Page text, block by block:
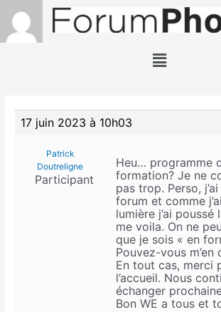
17 juin 2023 à 10h03
Patrick
Doutreligne
Participant
Heu… programme
formation? Je ne
pas trop. Perso,
forum et comme
lumière j’ai
me voila. On ne
que je sois « en
Pouvez-vous m’en
En tout cas, merci
l’accueil. Nous
échanger
Bon WE a tous et